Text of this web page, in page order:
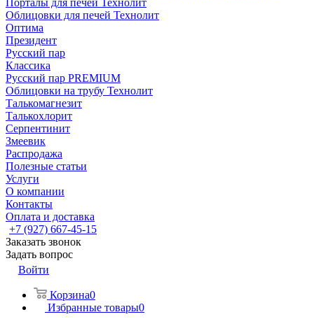
Порталы для печей Технолит
Облицовки для печей Технолит
Оптима
Президент
Русский пар
Классика
Русский пар PREMIUM
Облицовки на трубу Технолит
Талькомагнезит
Талькохлорит
Серпентинит
Змеевик
Распродажа
Полезные статьи
Услуги
О компании
Контакты
Оплата и доставка
+7 (927) 667-45-15
Заказать звонок
Задать вопрос
Войти
Корзина0
Избранные товары0